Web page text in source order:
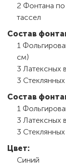
2 Фонтана
тассел
Состав
1
см)
3 Латексных
3
Состав
1
3 Латексных
3
Цвет:
Синий